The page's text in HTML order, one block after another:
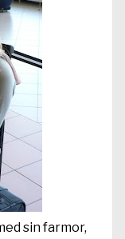
sin farmor,